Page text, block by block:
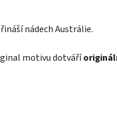
nádech Austrálie.
motivu dotváří